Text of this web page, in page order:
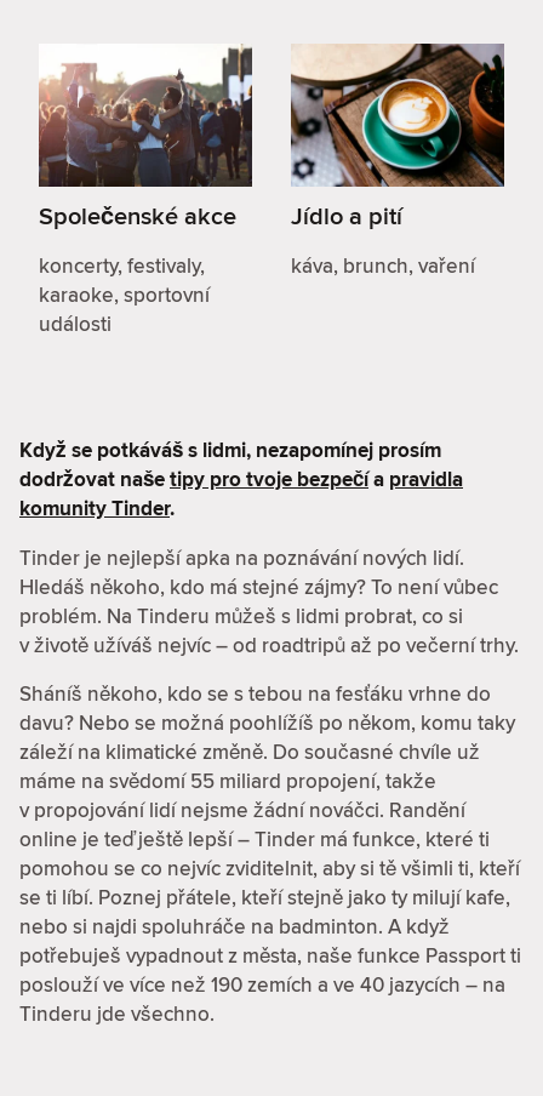
Společenské akce
koncerty, festivaly,
karaoke, sportovní
události
Jídlo a pití
káva, brunch, vaření
Když se potkáváš s lidmi, nezapomínej prosím
dodržovat našetipy pro tvoje bezpečía pravidla
komunity Tinder.
Tinder je nejlepší apka na poznávání nových lidí.
Hledáš někoho, kdo má stejné zájmy? To není vůbec
problém. Na Tinderu můžeš s lidmi probrat, co si
v životě užíváš nejvíc – od roadtripů až po večerní trhy.
Sháníš někoho, kdo se s tebou na fesťáku vrhne do
davu? Nebo se možná poohlížíš po někom, komu taky
záleží na klimatické změně. Do současné chvíle už
máme na svědomí 55 miliard propojení, takže
v propojování lidí nejsme žádní nováčci. Randění
online je teď ještě lepší – Tinder má funkce, které ti
pomohou se co nejvíc zviditelnit, aby si tě všimli ti, kteří
se ti líbí. Poznej přátele, kteří stejně jako ty milují kafe,
nebo si najdi spoluhráče na badminton. A když
potřebuješ vypadnout z města, naše funkce Passport ti
poslouží ve více než 190 zemích a ve 40 jazycích – na
Tinderu jde všechno.